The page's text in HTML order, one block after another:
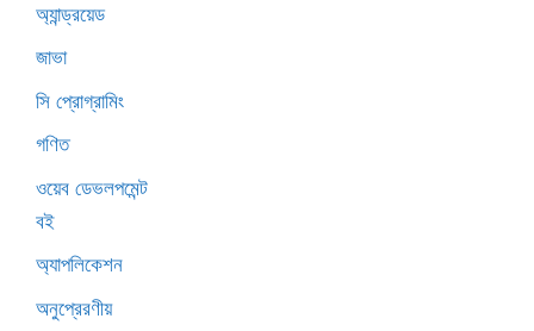
অ্যান্ড্রয়েড
জাভা
সি প্রোগ্রামিং
গণিত
ওয়েব ডেভলপমেন্ট
বই
অ্যাপলিকেশন
অনুপ্রেরণীয়